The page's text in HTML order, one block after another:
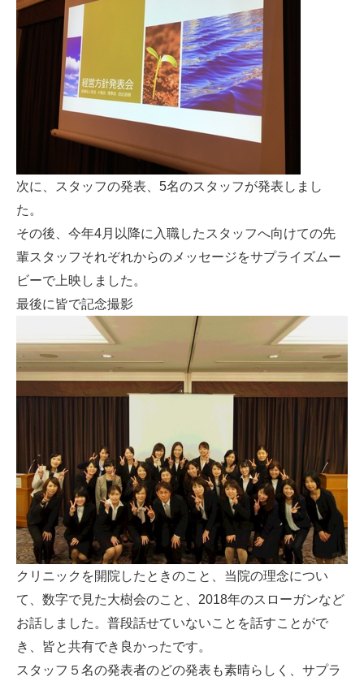
次に、スタッフの発表、5名のスタッフが発表しまし
た。
その後、今年4月以降に入職したスタッフへ向けての先
輩スタッフそれぞれからのメッセージをサプライズムー
ビーで上映しました。
最後に皆で記念撮影
クリニックを開院したときのこと、当院の理念につい
て、数字で見た大樹会のこと、2018年のスローガンなど
お話しました。普段話せていないことを話すことがで
き、皆と共有でき良かったです。
スタッフ５名の発表者のどの発表も素晴らしく、サプラ